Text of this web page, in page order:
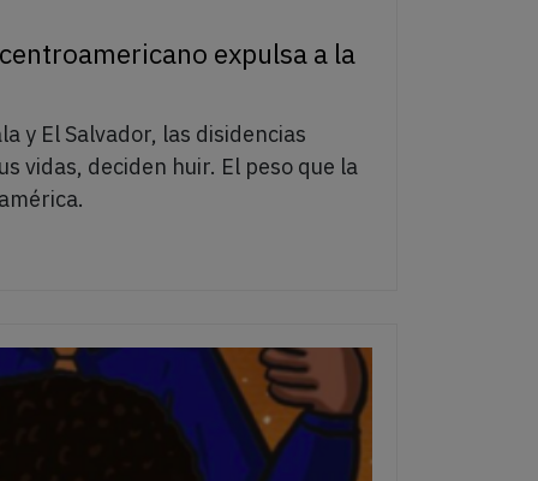
expulsa a la
y El Salvador, las disidencias
vidas, deciden huir. El peso que la